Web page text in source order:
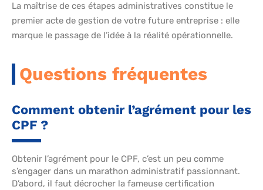
La maîtrise de ces étapes administratives constitue le
premier acte de gestion de votre future entreprise : elle
marque le passage de l’idée à la réalité opérationnelle.
Questions fréquentes
Comment obtenir l’agrément pour les
CPF ?
Obtenir l’agrément pour le CPF, c’est un peu comme
s’engager dans un marathon administratif passionnant.
D’abord, il faut décrocher la fameuse certification